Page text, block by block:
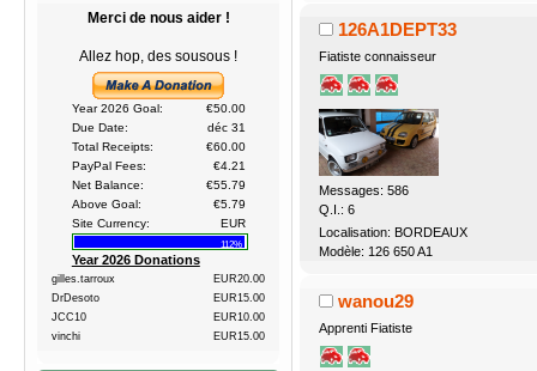
Merci de nous aider !
Allez hop, des sousous !
Year 2026 Goal:
€50.00
Due Date:
déc 31
Total Receipts:
€60.00
PayPal Fees:
€4.21
Net Balance:
€55.79
Above Goal:
€5.79
Site Currency:
EUR
112%
Year 2026 Donations
gilles.tarroux
EUR20.00
DrDesoto
EUR15.00
JCC10
EUR10.00
vinchi
EUR15.00
126A1DEPT33
Fiatiste connaisseur
Messages: 586
Q.I.: 6
Localisation: BORDEAUX
Modèle: 126 650 A1
wanou29
Apprenti Fiatiste